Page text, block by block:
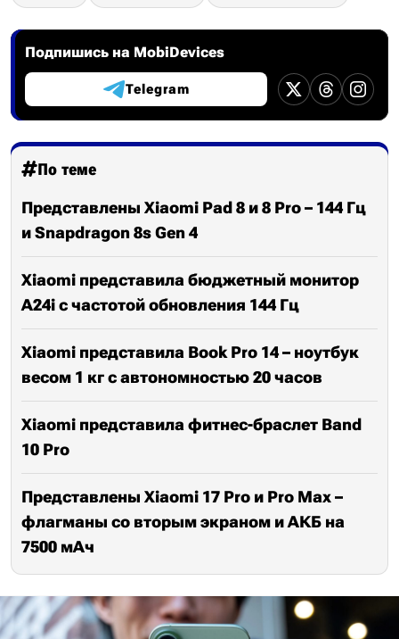
Подпишись на MobiDevices
Telegram
По теме
Представлены Xiaomi Pad 8 и 8 Pro – 144 Гц
и Snapdragon 8s Gen 4
Xiaomi представила бюджетный монитор
A24i с частотой обновления 144 Гц
Xiaomi представила Book Pro 14 – ноутбук
весом 1 кг с автономностью 20 часов
Xiaomi представила фитнес-браслет Band
10 Pro
Представлены Xiaomi 17 Pro и Pro Max –
флагманы со вторым экраном и АКБ на
7500 мАч